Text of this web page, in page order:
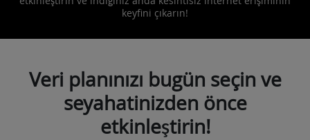
keyfini çıkarın!
Veri planınızı bugün seçin ve
seyahatinizden önce
etkinleştirin!